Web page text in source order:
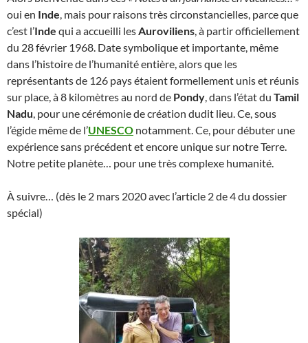
oui en Inde, mais pour raisons très circonstancielles, parce que
c’est l’Inde qui a accueilli lesAuroviliens, à partir officiellement
du 28 février 1968. Date symbolique et importante, même
dans l’histoire de l’humanité entière, alors que les
représentants de 126 pays étaient formellement unis et réunis
sur place, à 8 kilomètres au nord de Pondy, dans l’état du Tamil
Nadu, pour une cérémonie de création dudit lieu. Ce, sous
l’égide même de l’UNESCO notamment. Ce, pour débuter une
expérience sans précédent et encore unique sur notre Terre.
Notre petite planète… pour une très complexe humanité.
À suivre… (dès le 2 mars 2020 avec l’article 2 de 4 du dossier
spécial)